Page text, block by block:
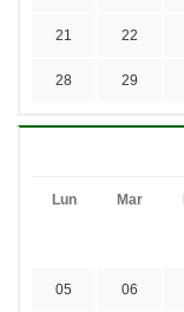
21 22
28 29
Lun Mar
05 06